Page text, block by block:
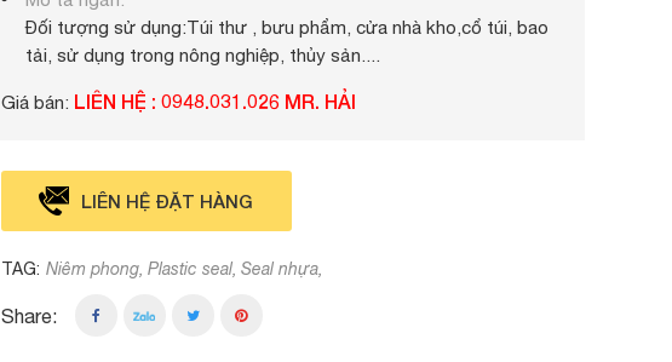
Đối tượng sử dụng:Túi thư , bưu phẩm, cửa nhà kho,cổ túi, bao
tải, sử dụng trong nông nghiệp, thủy sản....
Giá bán: LIÊN HỆ : 0948.031.026 MR. HẢI
LIÊN HỆ ĐẶT HÀNG
TAG: Niêm phong Plastic seal Seal nhựa
Share: